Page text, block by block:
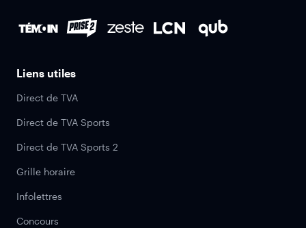
Liens utiles
Direct de TVA
Direct de TVA Sports
Direct de TVA Sports 2
Grille horaire
Infolettres
Concours